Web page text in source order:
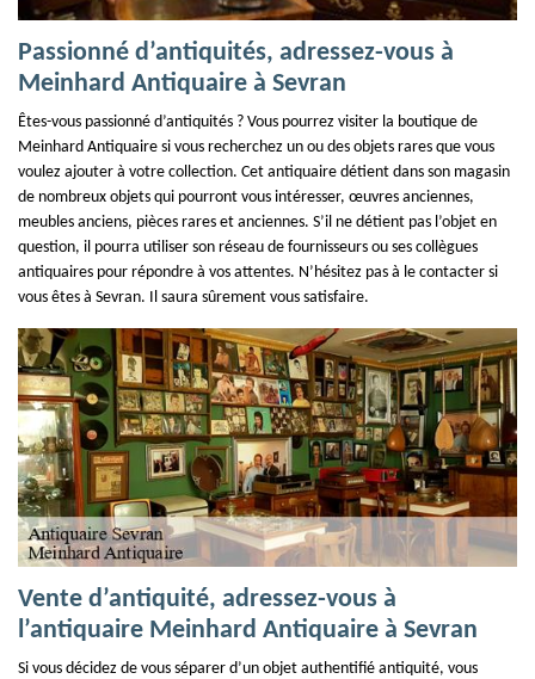
Passionné d’antiquités, adressez-vous à
Meinhard Antiquaire à Sevran
Êtes-vous passionné d’antiquités ? Vous pourrez visiter la boutique de
Meinhard Antiquaire si vous recherchez un ou des objets rares que vous
voulez ajouter à votre collection. Cet antiquaire détient dans son magasin
de nombreux objets qui pourront vous intéresser, œuvres anciennes,
meubles anciens, pièces rares et anciennes. S’il ne détient pas l’objet en
question, il pourra utiliser son réseau de fournisseurs ou ses collègues
antiquaires pour répondre à vos attentes. N’hésitez pas à le contacter si
vous êtes à Sevran. Il saura sûrement vous satisfaire.
Vente d’antiquité, adressez-vous à
l’antiquaire Meinhard Antiquaire à Sevran
Si vous décidez de vous séparer d’un objet authentifié antiquité, vous